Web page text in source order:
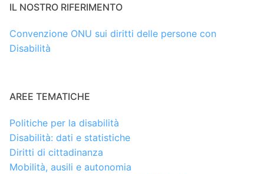
IL NOSTRO RIFERIMENTO
Convenzione ONU sui diritti delle persone con
Disabilità
AREE TEMATICHE
Politiche per la disabilità
Disabilità: dati e statistiche
Diritti di cittadinanza
Mobilità, ausili e autonomia